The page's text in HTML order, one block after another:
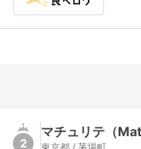
2
マチュリテ（